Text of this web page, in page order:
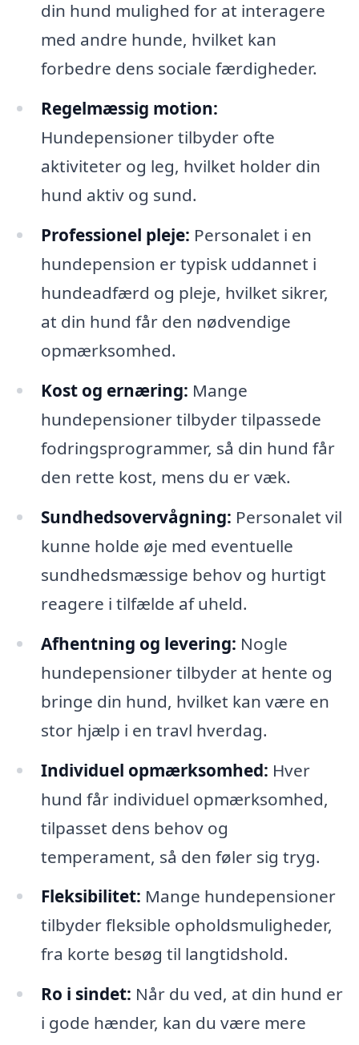
din hund mulighed for at interagere
med andre hunde, hvilket kan
forbedre dens sociale færdigheder.
Regelmæssig motion:
Hundepensioner tilbyder ofte
aktiviteter og leg, hvilket holder din
hund aktiv og sund.
Professionel pleje: Personalet i en
hundepension er typisk uddannet i
hundeadfærd og pleje, hvilket sikrer,
at din hund får den nødvendige
opmærksomhed.
Kost og ernæring: Mange
hundepensioner tilbyder tilpassede
fodringsprogrammer, så din hund får
den rette kost, mens du er væk.
Sundhedsovervågning: Personalet vil
kunne holde øje med eventuelle
sundhedsmæssige behov og hurtigt
reagere i tilfælde af uheld.
Afhentning og levering: Nogle
hundepensioner tilbyder at hente og
bringe din hund, hvilket kan være en
stor hjælp i en travl hverdag.
Individuel opmærksomhed: Hver
hund får individuel opmærksomhed,
tilpasset dens behov og
temperament, så den føler sig tryg.
Fleksibilitet: Mange hundepensioner
tilbyder fleksible opholdsmuligheder,
fra korte besøg til langtidshold.
Ro i sindet: Når du ved, at din hund er
i gode hænder, kan du være mere